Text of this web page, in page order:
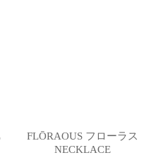
FLŌRAOUS フローラス
NECKLACE